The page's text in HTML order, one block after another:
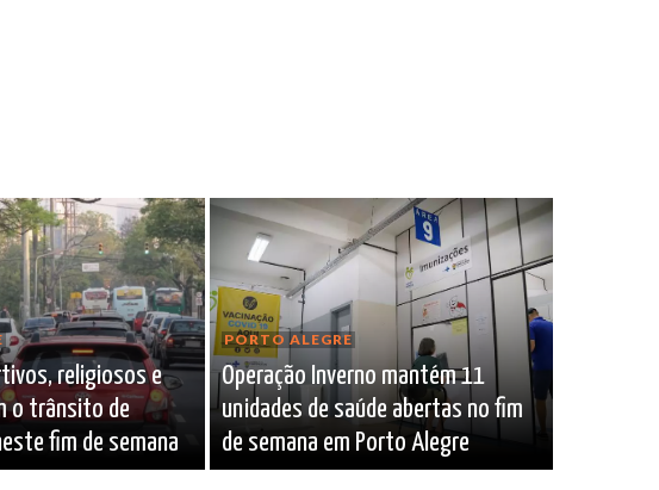
religiosos e
o trânsito de
fim de semana
PORTO ALEGRE
Operação Inverno mantém 11
unidades de saúde abertas no fim
de semana em Porto Alegre